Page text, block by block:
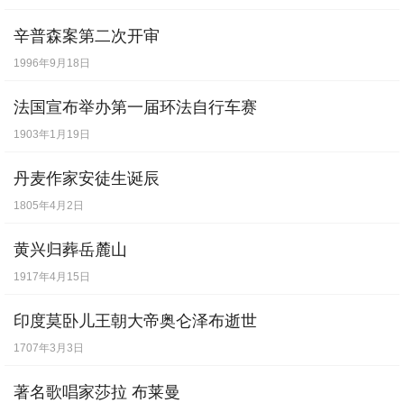
持和帮助。但是，路德在这样严重的压迫下
却始终没有屈服，直至1546年2月18日逝
世。
辛普森案第二次开审
1996年9月18日
法国宣布举办第一届环法自行车赛
1903年1月19日
丹麦作家安徒生诞辰
1805年4月2日
黄兴归葬岳麓山
1917年4月15日
印度莫卧儿王朝大帝奥仑泽布逝世
1707年3月3日
著名歌唱家莎拉 布莱曼